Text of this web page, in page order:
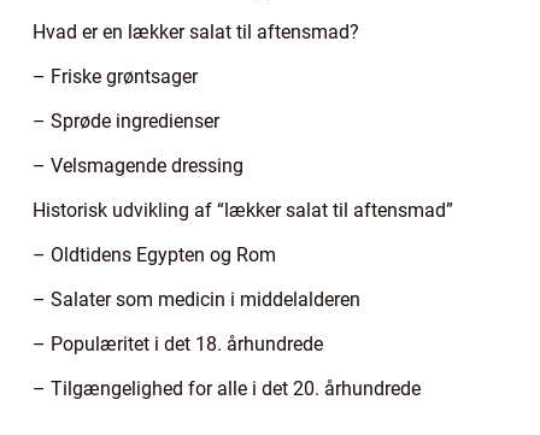
Hvad er en lækker salat til aftensmad?
– Friske grøntsager
– Sprøde ingredienser
– Velsmagende dressing
Historisk udvikling af “lækker salat til aftensmad”
– Oldtidens Egypten og Rom
– Salater som medicin i middelalderen
– Populæritet i det 18. århundrede
– Tilgængelighed for alle i det 20. århundrede